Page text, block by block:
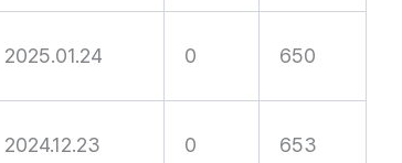
2025.01.24 0 650
2024.12.23 0 653